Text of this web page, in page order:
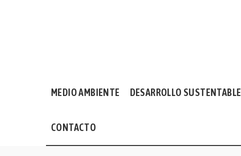
MEDIO AMBIENTE DESARROLLO SUSTENTABLE
CONTACTO